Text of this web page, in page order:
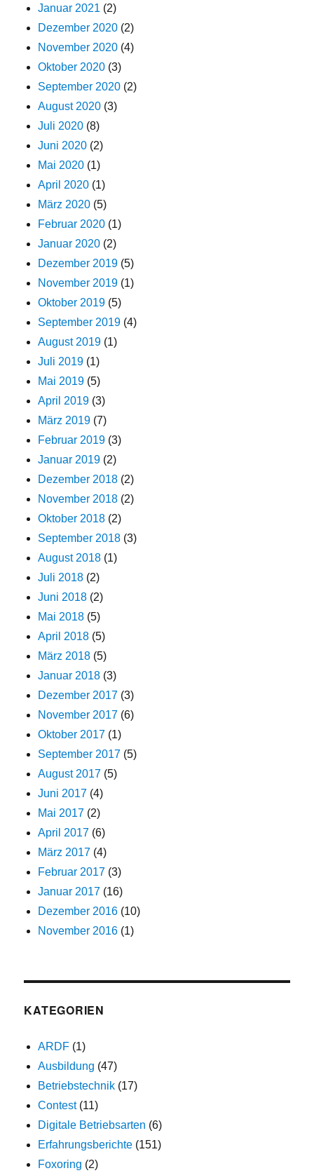
Januar 2021 (2)
Dezember 2020 (2)
November 2020 (4)
Oktober 2020 (3)
September 2020 (2)
August 2020 (3)
Juli 2020 (8)
Juni 2020 (2)
Mai 2020 (1)
April 2020 (1)
März 2020 (5)
Februar 2020 (1)
Januar 2020 (2)
Dezember 2019 (5)
November 2019 (1)
Oktober 2019 (5)
September 2019 (4)
August 2019 (1)
Juli 2019 (1)
Mai 2019 (5)
April 2019 (3)
März 2019 (7)
Februar 2019 (3)
Januar 2019 (2)
Dezember 2018 (2)
November 2018 (2)
Oktober 2018 (2)
September 2018 (3)
August 2018 (1)
Juli 2018 (2)
Juni 2018 (2)
Mai 2018 (5)
April 2018 (5)
März 2018 (5)
Januar 2018 (3)
Dezember 2017 (3)
November 2017 (6)
Oktober 2017 (1)
September 2017 (5)
August 2017 (5)
Juni 2017 (4)
Mai 2017 (2)
April 2017 (6)
März 2017 (4)
Februar 2017 (3)
Januar 2017 (16)
Dezember 2016 (10)
November 2016 (1)
KATEGORIEN
ARDF (1)
Ausbildung (47)
Betriebstechnik (17)
Contest(11)
Digitale Betriebsarten (6)
Erfahrungsberichte (151)
Foxoring (2)